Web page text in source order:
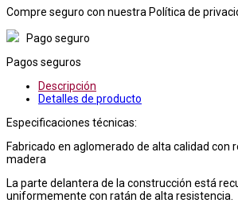
Compre seguro con nuestra Política de
Pago seguro
Pagos seguros
Descripción
Detalles de producto
Especificaciones técnicas:
Fabricado en aglomerado de alta calidad con
madera
La parte delantera de la construcción está
uniformemente con ratán de alta resistencia.